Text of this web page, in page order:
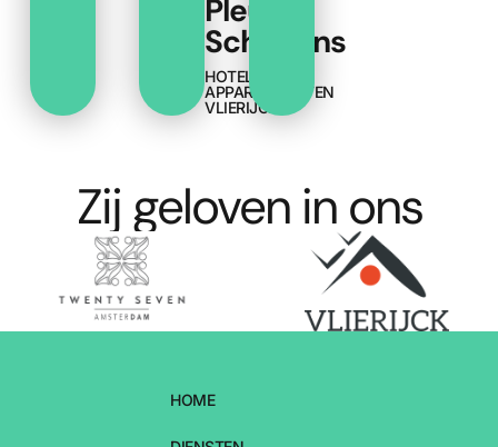
Pleun
Schepens
HOTEL
APPARTEMENTEN
VLIERIJCK
Zij geloven in ons
HOME